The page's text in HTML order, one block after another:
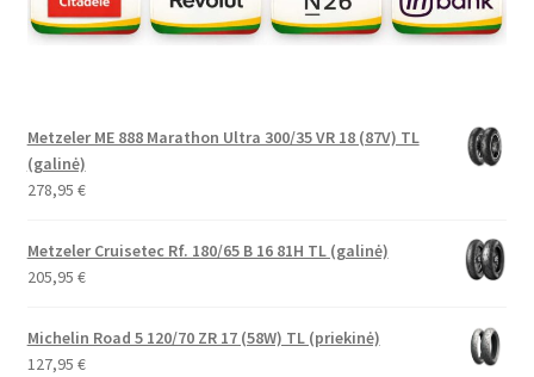
Metzeler ME 888 Marathon Ultra 300/35 VR 18 (87V) TL
(galinė)
278,95 €
Metzeler Cruisetec Rf. 180/65 B 16 81H TL (galinė)
205,95 €
Michelin Road 5 120/70 ZR 17 (58W) TL (priekinė)
127,95 €